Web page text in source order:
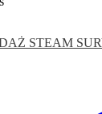
STEAM